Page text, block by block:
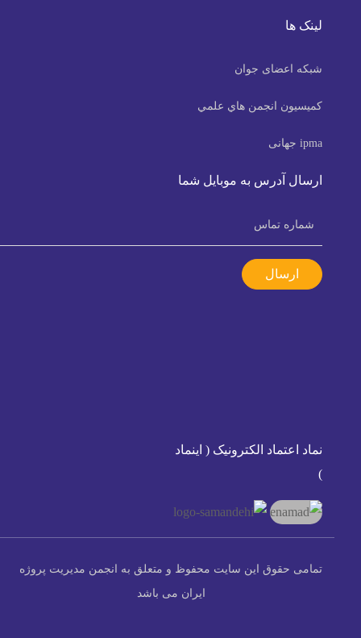
لینک ها
شبکه اعضای جوان
كميسيون انجمن هاي علمي
ipma جهانی
ارسال آدرس به موبایل شما
ارسال
نماد اعتماد الکترونیک ( اینماد
تمامی حقوق این سایت محفوظ و متعلق به انجمن مدیریت پروژه
ایران می باشد